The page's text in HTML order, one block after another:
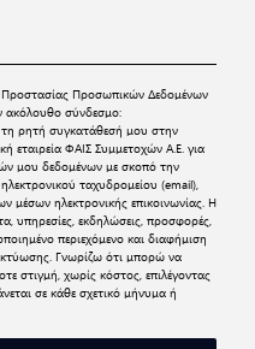
Προστασίας Προσωπικών Δεδομένων
ακόλουθο σύνδεσμο:
ρητή συγκατάθεσή μου στην
εταιρεία ΦΑΙΣ Συμμετοχών Α.Ε. για
μου δεδομένων με σκοπό την
ταχυδρομείου (email),
μέσων ηλεκτρονικής επικοινωνίας. Η
υπηρεσίες, εκδηλώσεις, προσφορές,
περιεχόμενο και διαφήμιση
Γνωρίζω ότι μπορώ να
στιγμή, χωρίς κόστος, επιλέγοντας
σε κάθε σχετικό μήνυμα ή